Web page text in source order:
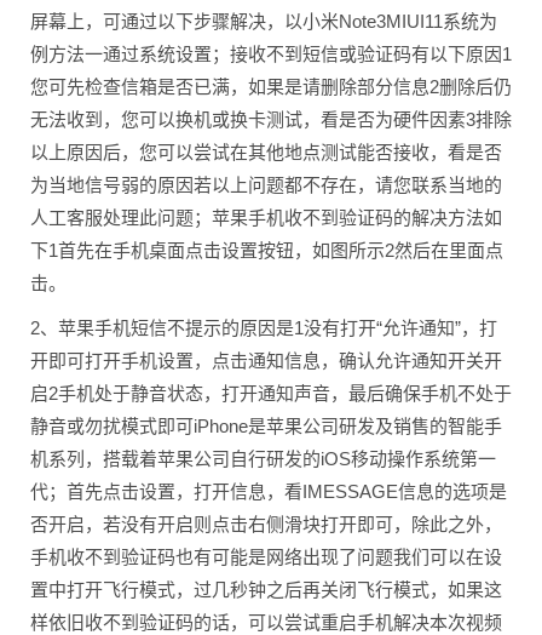
屏幕上，可通过以下步骤解决，以小米Note3MIUI11系统为
例方法一通过系统设置；接收不到短信或验证码有以下原因1
您可先检查信箱是否已满，如果是请删除部分信息2删除后仍
无法收到，您可以换机或换卡测试，看是否为硬件因素3排除
以上原因后，您可以尝试在其他地点测试能否接收，看是否
为当地信号弱的原因若以上问题都不存在，请您联系当地的
人工客服处理此问题；苹果手机收不到验证码的解决方法如
下1首先在手机桌面点击设置按钮，如图所示2然后在里面点
击。
2、苹果手机短信不提示的原因是1没有打开“允许通知”，打
开即可打开手机设置，点击通知信息，确认允许通知开关开
启2手机处于静音状态，打开通知声音，最后确保手机不处于
静音或勿扰模式即可iPhone是苹果公司研发及销售的智能手
机系列，搭载着苹果公司自行研发的iOS移动操作系统第一
代；首先点击设置，打开信息，看IMESSAGE信息的选项是
否开启，若没有开启则点击右侧滑块打开即可，除此之外，
手机收不到验证码也有可能是网络出现了问题我们可以在设
置中打开飞行模式，过几秒钟之后再关闭飞行模式，如果这
样依旧收不到验证码的话，可以尝试重启手机解决本次视频